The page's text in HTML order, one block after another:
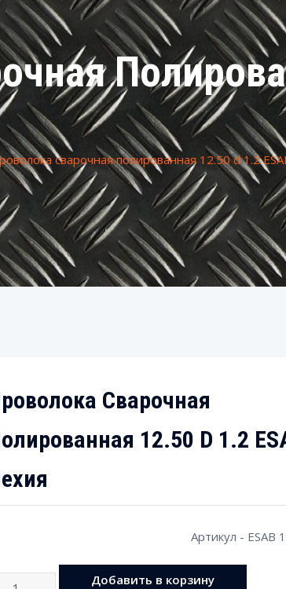
сварочная полированная 12.50 d 1.2
Сварочная
12.50 D 1.2
Артикул - ESAB
Добавить в корзину